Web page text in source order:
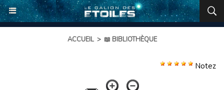
ACCUEIL > 📖 BIBLIOTHÈQUE
Notez